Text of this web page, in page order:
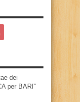
dei
per BARI”